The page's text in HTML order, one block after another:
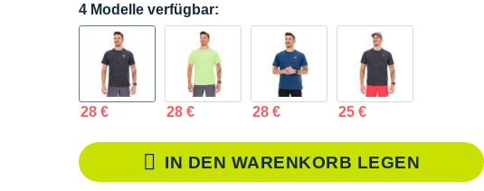
4 Modelle verfügbar:
28 € 28 € 28 € 25 €
IN DEN WARENKORB LEGEN